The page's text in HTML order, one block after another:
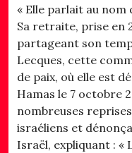
« Elle parlait au nom
Sa retraite, prise en
partageant son
Lecques, cette
de paix, où elle est
Hamas le 7 octobre
nombreuses
israéliens et
Israël, expliquant : «